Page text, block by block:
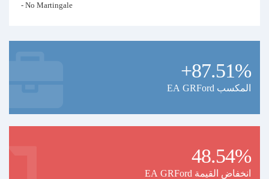
- No Martingale
+87.51%
EA GRFord المكسب
48.54%
EA GRFord انخفاض القيمة